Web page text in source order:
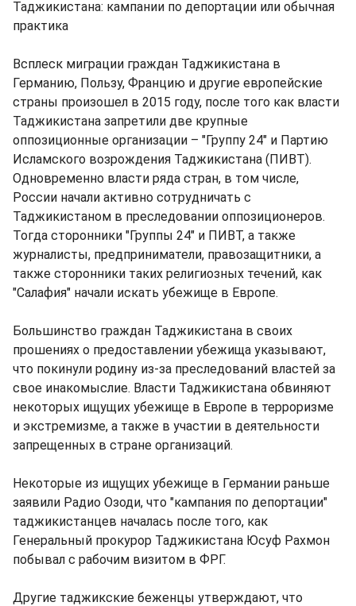
Таджикистана: кампании по депортации или обычная
практика
Всплеск миграции граждан Таджикистана в
Германию, Пользу, Францию и другие европейские
страны произошел в 2015 году, после того как власти
Таджикистана запретили две крупные
оппозиционные организации – "Группу 24" и Партию
Исламского возрождения Таджикистана (ПИВТ).
Одновременно власти ряда стран, в том числе,
России начали активно сотрудничать с
Таджикистаном в преследовании оппозиционеров.
Тогда сторонники "Группы 24" и ПИВТ, а также
журналисты, предприниматели, правозащитники, а
также сторонники таких религиозных течений, как
"Салафия" начали искать убежище в Европе.
Большинство граждан Таджикистана в своих
прошениях о предоставлении убежища указывают,
что покинули родину из-за преследований властей за
свое инакомыслие. Власти Таджикистана обвиняют
некоторых ищущих убежище в Европе в терроризме
и экстремизме, а также в участии в деятельности
запрещенных в стране организаций.
Некоторые из ищущих убежище в Германии раньше
заявили Радио Озоди, что "кампания по депортации"
таджикистанцев началась после того, как
Генеральный прокурор Таджикистана Юсуф Рахмон
побывал с рабочим визитом в ФРГ.
Другие таджикские беженцы утверждают, что